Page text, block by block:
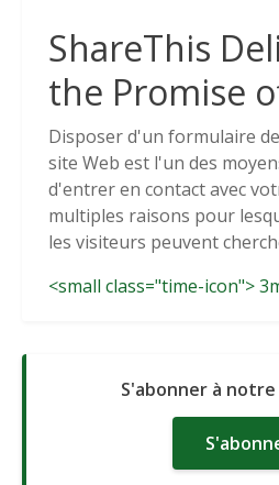
ShareThis
the Promise
Cookieless
Solutions
Disposer d'un formulaire
site Web est l'un des
d'entrer en contact avec
multiples raisons pour
les visiteurs peuvent
<small class="time-icon">
S'abonner à